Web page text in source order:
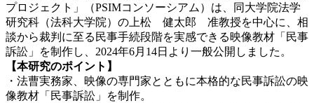
プロジェクト」（PSIMコンソーシアム）は、同大学院法学
研究科（法科大学院）の上松 健太郎 准教授を中心に、相
談から裁判に至る民事手続段階を実感できる映像教材「民事
訴訟」を制作し、2024年6月14日より一般公開しました。
【本研究のポイント】
・法曹実務家、映像の専門家とともに本格的な民事訴訟の映
像教材「民事訴訟」を制作。